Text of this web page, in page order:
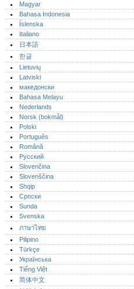
Magyar
Bahasa Indonesia
Íslenska
Italiano
日本語
한글
Lietuvių
Latviski
македонски
Bahasa Melayu
Nederlands
Norsk (bokmål)‎
Polski
Português‎
Română
Русский
Slovenčina
Slovenščina
Shqip
Српски
Sunda
Svenska
ภาษาไทย
Pilipino
Türkçe
Українська
Tiếng Việt
简体中文